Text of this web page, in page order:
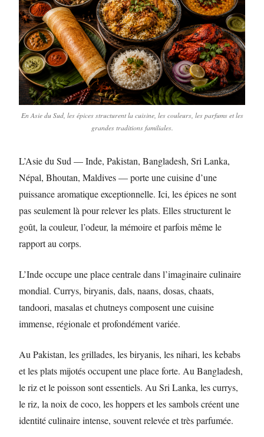
En Asie du Sud, les épices structurent la cuisine, les couleurs, les parfums et les
grandes traditions familiales.
L’Asie du Sud — Inde, Pakistan, Bangladesh, Sri Lanka,
Népal, Bhoutan, Maldives — porte une cuisine d’une
puissance aromatique exceptionnelle. Ici, les épices ne sont
pas seulement là pour relever les plats. Elles structurent le
goût, la couleur, l’odeur, la mémoire et parfois même le
rapport au corps.
L’Inde occupe une place centrale dans l’imaginaire culinaire
mondial. Currys, biryanis, dals, naans, dosas, chaats,
tandoori, masalas et chutneys composent une cuisine
immense, régionale et profondément variée.
Au Pakistan, les grillades, les biryanis, les nihari, les kebabs
et les plats mijotés occupent une place forte. Au Bangladesh,
le riz et le poisson sont essentiels. Au Sri Lanka, les currys,
le riz, la noix de coco, les hoppers et les sambols créent une
identité culinaire intense, souvent relevée et très parfumée.